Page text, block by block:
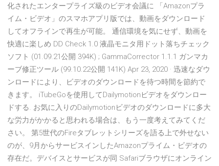
化されたエンタープライズ級のビデオ会議に 「Amazonプラ
イム・ビデオ」のスマホアプリ版では、動画をダウンロード
してオフラインで再生が可能。 通信環境を気にせず、動画を
快適に楽しめ DD Check 1.0 液晶モニタ用ドット落ちチェック
ソフト (01.09.21公開 394K) ; GammaCorrector 1.1.1 ガンマカ
ーブ修正ツール (99.10.22公開 141K) Apr 23, 2020 · 迅速なダウ
ンロードにより、ビデオのダウンロードを待つ時間を節約で
きます。 iTubeGoを使用してDailymotionビデオをダウンロー
ドする. お気に入りのDailymotionビデオのダウンロードに多大
な労力がかかると思われる場合は、もう一度考えてみてくだ
さい。 第5世代のFireタブレットシリーズを語る上で外せない
のが、9月からサービスインしたAmazonプライム・ビデオの
存在だ。デバイスとサービスが同 Safariブラウザにオンライン